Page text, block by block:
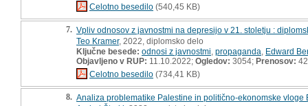
Celotno besedilo (540,45 KB)
7. Vpliv odnosov z javnostmi na depresijo v 21. stoletju :
Teo Kramer, 2022, diplomsko delo
Ključne besede: odnosi z javnostmi propaganda Edward
Objavljeno v RUP: 11.10.2022; Ogledov: 3054; Prenosov: 42
Celotno besedilo (734,41 KB)
8. Analiza problematike Palestine in politično-ekonomske vloge